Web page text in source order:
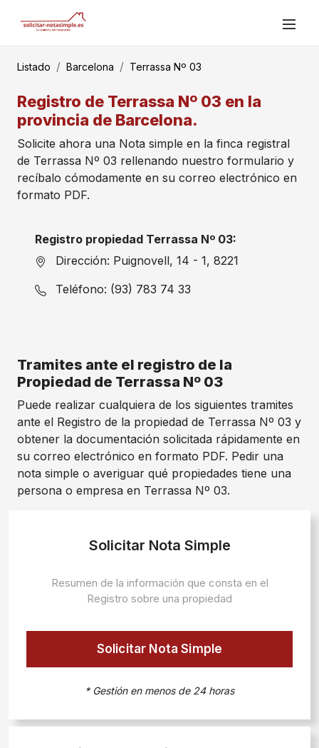
Listado Barcelona Terrassa Nº 03
Registro de Terrassa Nº 03 en la
provincia de Barcelona.
Solicite ahora una Nota simple en la finca registral
de Terrassa Nº 03 rellenando nuestro formulario y
recíbalo cómodamente en su correo electrónico en
formato PDF.
Registro propiedad Terrassa Nº 03:
Dirección: Puignovell, 14 - 1, 8221
Teléfono: (93) 783 74 33
Tramites ante el registro de la
Propiedad de Terrassa Nº 03
Puede realizar cualquiera de los siguientes tramites
ante el Registro de la propiedad de Terrassa Nº 03 y
obtener la documentación solicitada rápidamente en
su correo electrónico en formato PDF. Pedir una
nota simple o averiguar qué propiedades tiene una
persona o empresa en Terrassa Nº 03.
Solicitar Nota Simple
Resumen de la información que consta en el
Registro sobre una propiedad
Solicitar Nota Simple
* Gestión en menos de 24 horas